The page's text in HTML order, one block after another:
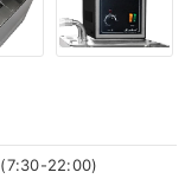
(7:30-22:00)